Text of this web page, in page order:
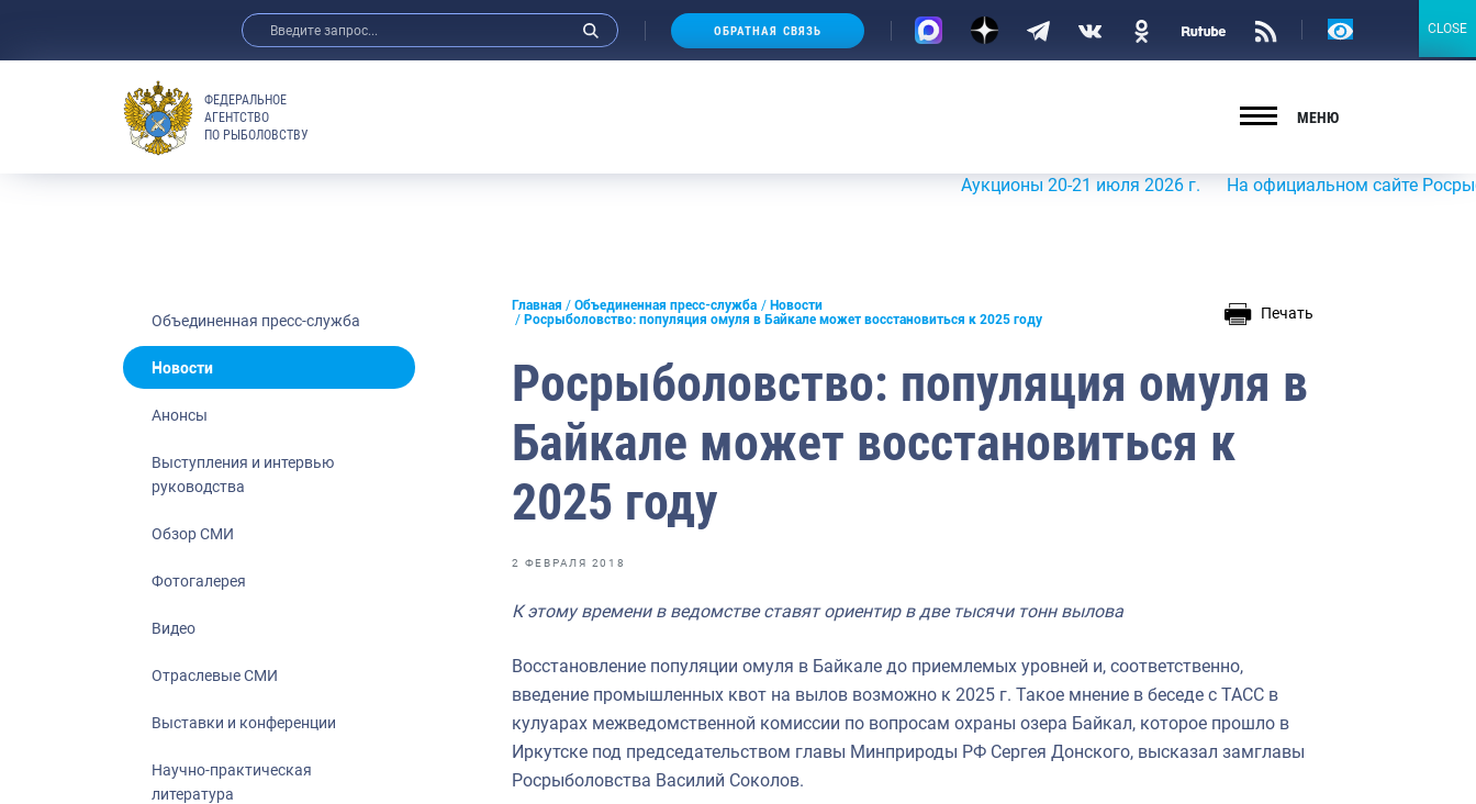
Анонсы
Отраслевые СМИ
Выставки и конференции
Научно-практическая литература
Рыбоохрана России
Отрасль в цифрах
Большая африканская экспедиция
ОБРАТНАЯ СВЯЗЬ
Версия
ФЕДЕРАЛЬНОЕ
АГЕНТСТВО
ПО РЫБОЛОВСТВУ
МЕНЮ
Аукционы 20-21 июля 2026 г. На официальном сайте
Объединенная пресс-служба
Новости
Анонсы
Выступления и интервью
руководства
Обзор СМИ
Фотогалерея
Видео
Отраслевые СМИ
Выставки и конференции
Научно-практическая
литература
Главная Объединенная пресс-служба
Новости
Росрыболовство: популяция омуля в Байкале может восстановиться к 2025 году
Печать
Росрыболовство: популяция омуля в
Байкале может восстановиться к
2025 году
2 ФЕВРАЛЯ 2018
К этому времени в ведомстве ставят ориентир в две тысячи тонн вылова
Восстановление популяции омуля в Байкале до приемлемых уровней и, соответственно,
введение промышленных квот на вылов возможно к 2025 г. Такое мнение в беседе с ТАСС в
кулуарах межведомственной комиссии по вопросам охраны озера Байкал, которое прошло в
Иркутске под председательством главы Минприроды РФ Сергея Донского, высказал замглавы
Росрыболовства Василий Соколов.
CLOSE
CLOSE